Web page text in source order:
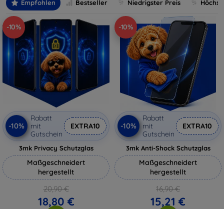
Empfohlen Bestseller Niedrigster Preis
-10%
-10%
Rabatt
mit
Gutschein
EXTRA10
3mk Privacy Schutzglas
Maßgeschneidert
hergestellt
20,90 €
18,80 €
-10%
-10%
Rabatt
mit
Gutschein
EXTRA10
3mk Anti-Shock Schutzglas
Maßgeschneidert
hergestellt
16,90 €
15,21 €